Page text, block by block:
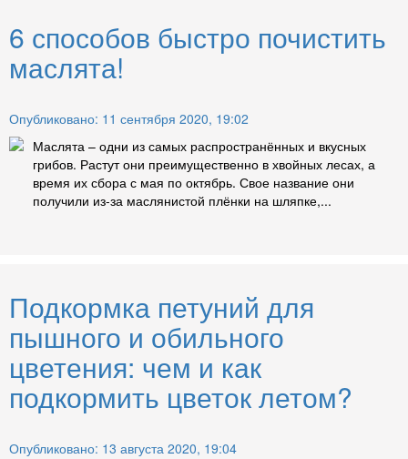
6 способов быстро почистить
маслята!
Опубликовано: 11 сентября 2020, 19:02
Маслята – одни из самых распространённых и вкусных
грибов. Растут они преимущественно в хвойных лесах, а
время их сбора с мая по октябрь. Свое название они
получили из-за маслянистой плёнки на шляпке,...
Подкормка петуний для
пышного и обильного
цветения: чем и как
подкормить цветок летом?
Опубликовано: 13 августа 2020, 19:04